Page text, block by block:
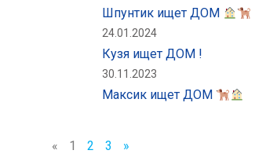
Шпунтик ищет ДОМ
24.01.2024
Кузя ищет ДОМ !
30.11.2023
Максик ищет ДОМ
« 1 2 3 »